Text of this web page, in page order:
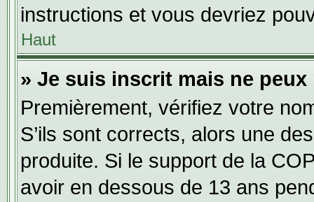
instructions et vous devriez
Haut
» Je suis inscrit mais ne
Premièrement, vérifiez votre
S’ils sont corrects, alors une
produite. Si le support de la
avoir en dessous de 13 ans